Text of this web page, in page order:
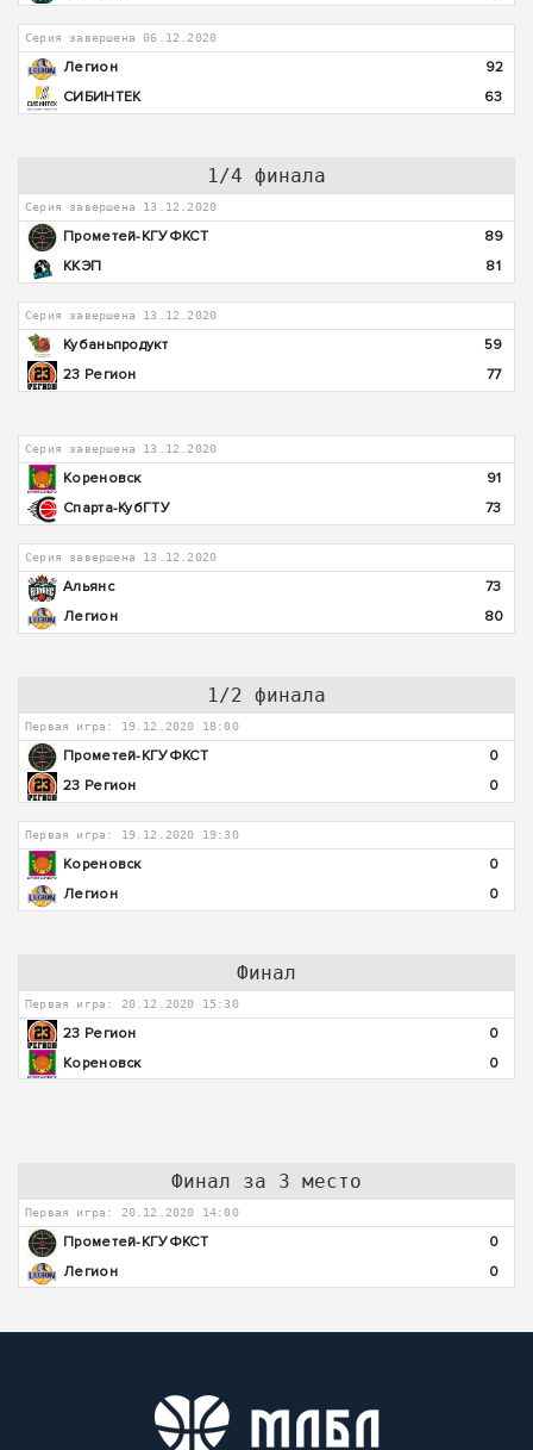
Серия завершена 06.12.2020
Легион
92
СИБИНТЕК
63
1/4 финала
Серия завершена 13.12.2020
Прометей-КГУФКСТ
89
ККЭП
81
Серия завершена 13.12.2020
Кубаньпродукт
59
23 Регион
77
Серия завершена 13.12.2020
Кореновск
91
Спарта-КубГТУ
73
Серия завершена 13.12.2020
Альянс
73
Легион
80
1/2 финала
Первая игра: 19.12.2020 18:00
Прометей-КГУФКСТ
0
23 Регион
0
Первая игра: 19.12.2020 19:30
Кореновск
0
Легион
0
Финал
Первая игра: 20.12.2020 15:30
23 Регион
0
Кореновск
0
Финал за 3 место
Первая игра: 20.12.2020 14:00
Прометей-КГУФКСТ
0
Легион
0